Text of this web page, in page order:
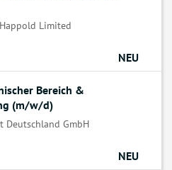
Limited
NEU
Bereich &
(m/w/d)
Deutschland GmbH
NEU